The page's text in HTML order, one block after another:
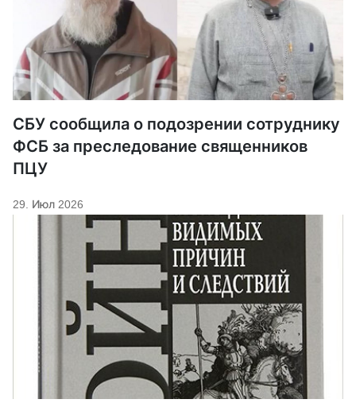
СБУ сообщила о подозрении сотруднику
ФСБ за преследование священников
ПЦУ
29. Июл 2026